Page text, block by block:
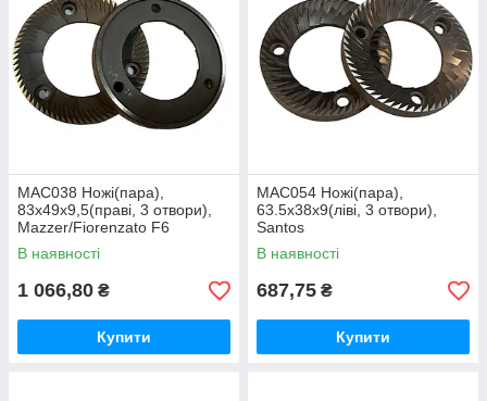
MAC038 Ножі(пара),
83x49x9,5(праві, 3 отвори),
Mazzer/Fiorenzato F6
В наявності
1 066,80 ₴
Купити
MAC054 Ножі(пара),
63.5х38х9(ліві, 3 отвори),
Santos
В наявності
687,75 ₴
Купити